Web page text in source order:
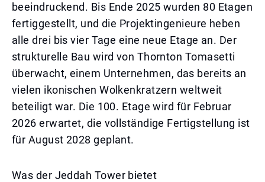
beeindruckend. Bis Ende 2025 wurden 80 Etagen
fertiggestellt, und die Projektingenieure heben
alle drei bis vier Tage eine neue Etage an. Der
strukturelle Bau wird von Thornton Tomasetti
überwacht, einem Unternehmen, das bereits an
vielen ikonischen Wolkenkratzern weltweit
beteiligt war. Die 100. Etage wird für Februar
2026 erwartet, die vollständige Fertigstellung ist
für August 2028 geplant.
Was der Jeddah Tower bietet